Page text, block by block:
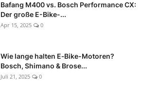
Bafang M400 vs. Bosch Performance CX:
Der große E-Bike-...
Apr 15, 2025 0
Wie lange halten E‑Bike-Motoren?
Bosch, Shimano & Brose...
Juli 21, 2025 0